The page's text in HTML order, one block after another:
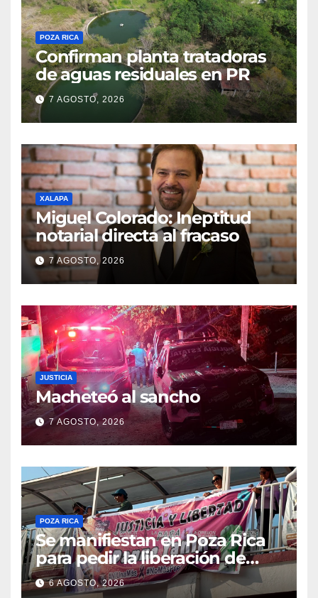
POZA RICA
Confirman planta tratadoras
de aguas residuales en PR
7 AGOSTO, 2026
XALAPA
Miguel Colorado: Ineptitud
notarial directa al fracaso
7 AGOSTO, 2026
JUSTICIA
Macheteó al sancho
7 AGOSTO, 2026
POZA RICA
Se manifiestan en Poza Rica
para pedir la liberación de
Danna Yanina y el
esclarecimiento del caso
6 AGOSTO, 2026